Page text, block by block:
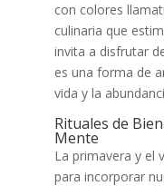
con colores
culinaria que
invita a disfrutar
es una forma de
vida y la
Rituales de
Mente
La primavera y el
para incorporar